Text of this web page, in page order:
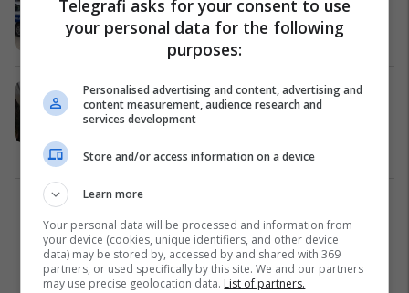
arrestohet ish-kreu i Qarkut Vlorë
Shqipëri 20/10/2022
Peci tregon si u tjetërsuan pronat e
Ministrisë së Bujqësisë, fton
prokurorinë të veprojë
Bujqësi 11/10/2022
Telegrafi asks for your consent to use
your personal data for the following
purposes:
Personalised advertising and content, advertising and
content measurement, audience research and
services development
Store and/or access information on a device
Learn more
Your personal data will be processed and information from
your device (cookies, unique identifiers, and other device
data) may be stored by, accessed by and shared with 369
partners, or used specifically by this site. We and our partners
may use precise geolocation data. List of partners.